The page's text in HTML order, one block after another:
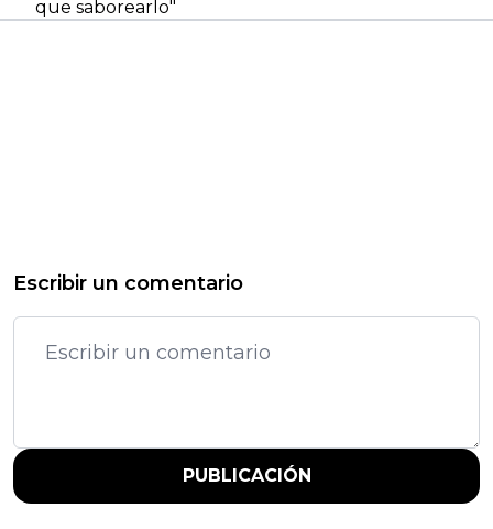
que saborearlo"
Escribir un comentario
PUBLICACIÓN